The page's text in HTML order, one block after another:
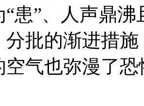
“患”、人声鼎
分批的渐进措
空气也弥漫了